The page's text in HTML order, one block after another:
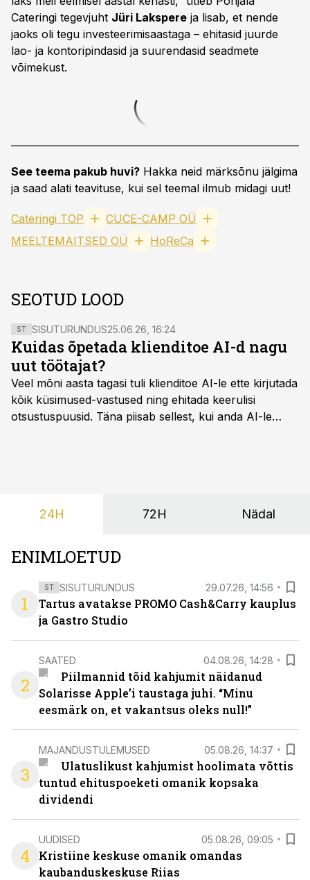
Cateringi tegevjuht Jüri Lakspere ja lisab, et nende
jaoks oli tegu investeerimisaastaga – ehitasid juurde
lao- ja kontoripindasid ja suurendasid seadmete
võimekust.
See teema pakub huvi? Hakka neid märksõnu jälgima
ja saad alati teavituse, kui sel teemal ilmub midagi uut!
Cateringi TOP
CUCE-CAMP OÜ
MEELTEMAITSED OÜ
HoReCa
SEOTUD LOOD
ST SISUTURUNDUS25.06.26, 16:24
Kuidas õpetada klienditoe AI-d nagu
uut töötajat?
Veel mõni aasta tagasi tuli klienditoe AI-le ette kirjutada
kõik küsimused-vastused ning ehitada keerulisi
otsustuspuusid. Täna piisab sellest, kui anda AI-le
24H 72H Nädal
ENIMLOETUD
1
ST SISUTURUNDUS 29.07.26, 14:56
Tartus avatakse PROMO Cash&Carry kauplus
ja Gastro Studio
2
SAATED 04.08.26, 14:28
Piilmannid tõid kahjumit näidanud
Solarisse Apple’i taustaga juhi. “Minu
eesmärk on, et vakantsus oleks null!”
3
MAJANDUSTULEMUSED 05.08.26, 14:37
Ulatuslikust kahjumist hoolimata võttis
tuntud ehituspoeketi omanik kopsaka
dividendi
4
UUDISED 05.08.26, 09:05
Kristiine keskuse omanik omandas
kaubanduskeskuse Riias